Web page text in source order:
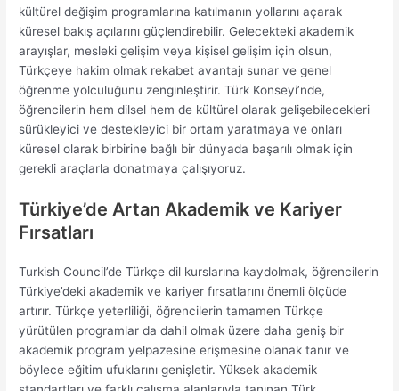
kültürel değişim programlarına katılmanın yollarını açarak
küresel bakış açılarını güçlendirebilir. Gelecekteki akademik
arayışlar, mesleki gelişim veya kişisel gelişim için olsun,
Türkçeye hakim olmak rekabet avantajı sunar ve genel
öğrenme yolculuğunu zenginleştirir. Türk Konseyi’nde,
öğrencilerin hem dilsel hem de kültürel olarak gelişebilecekleri
sürükleyici ve destekleyici bir ortam yaratmaya ve onları
küresel olarak birbirine bağlı bir dünyada başarılı olmak için
gerekli araçlarla donatmaya çalışıyoruz.
Türkiye’de Artan Akademik ve Kariyer
Fırsatları
Turkish Council’de Türkçe dil kurslarına kaydolmak, öğrencilerin
Türkiye’deki akademik ve kariyer fırsatlarını önemli ölçüde
artırır. Türkçe yeterliliği, öğrencilerin tamamen Türkçe
yürütülen programlar da dahil olmak üzere daha geniş bir
akademik program yelpazesine erişmesine olanak tanır ve
böylece eğitim ufuklarını genişletir. Yüksek akademik